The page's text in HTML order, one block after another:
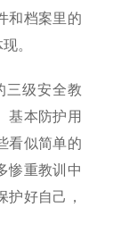
和档案里的
。
级安全教
基本防护用
看似简单的
惨重教训中
护好自己，